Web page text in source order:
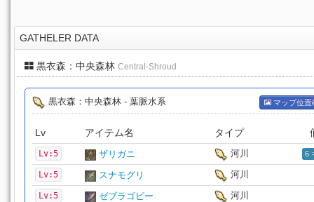
GATHELER DATA
黒衣森：中央森林 Central-Shroud
黒衣森：中央森林 - 葉脈水系 マップ位置
Lv アイテム名 タイプ
Lv:5 ザリガニ 河川 6
Lv:5 スナモグリ 河川
Lv:5 ゼブラゴビー 河川